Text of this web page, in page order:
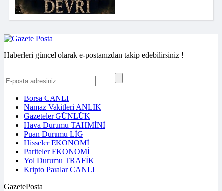
Haberleri güncel olarak e-postanızdan takip edebilirsiniz !
Borsa CANLI
Namaz Vakitleri ANLIK
GazetelerGÜNLÜK
Hava Durumu TAHMİNİ
Puan Durumu LİG
HisselerEKONOMİ
ParitelerEKONOMİ
Yol Durumu TRAFİK
Kripto ParalarCANLI
GazetePosta